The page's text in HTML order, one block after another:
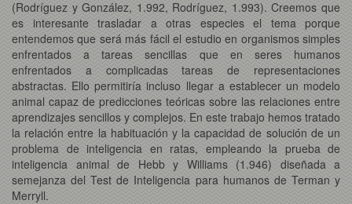
(Rodríguez y González, 1.992, Rodríguez, 1.993). Creemos que
es interesante trasladar a otras especies el tema porque
entendemos que será más fácil el estudio en organismos simples
enfrentados a tareas sencillas que en seres humanos
enfrentados a complicadas tareas de representaciones
abstractas. Ello permitiría incluso llegar a establecer un modelo
animal capaz de predicciones teóricas sobre las relaciones entre
aprendizajes sencillos y complejos. En este trabajo hemos tratado
la relación entre la habituación y la capacidad de solución de un
problema de inteligencia en ratas, empleando la prueba de
inteligencia animal de Hebb y Williams (1.946) diseñada a
semejanza del Test de Inteligencia para humanos de Terman y
Merryll.